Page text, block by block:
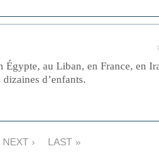
Égypte, au Liban, en France, en
d’enfants.
NEXT › LAST »